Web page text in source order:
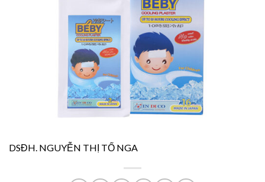
DSĐH. NGUYỄN THỊ TỐ NGA